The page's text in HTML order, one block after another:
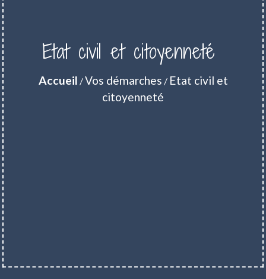
Etat civil et citoyenneté
Accueil /Vos démarches / Etat civil et
citoyenneté